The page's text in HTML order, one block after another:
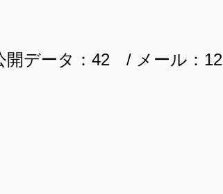
データ：42 / メール：12